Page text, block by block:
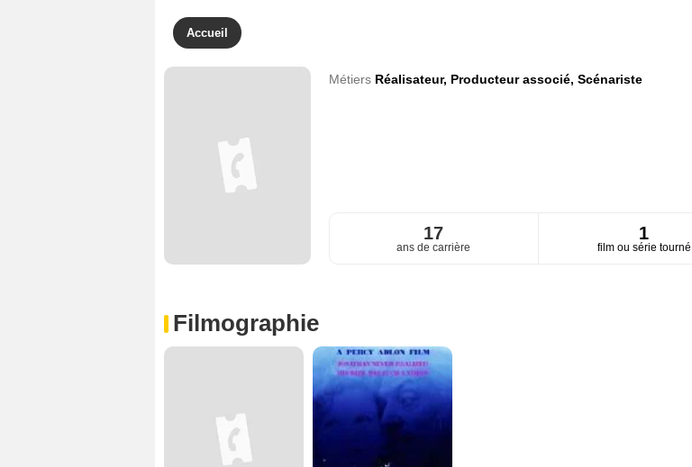
Accueil
Métiers Réalisateur, Producteur associé, Scénariste
17
ans de carrière
1
film ou série tourné
Filmographie